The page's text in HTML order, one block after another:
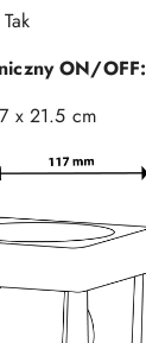
Tak
ON/OFF:
x 21.5 cm